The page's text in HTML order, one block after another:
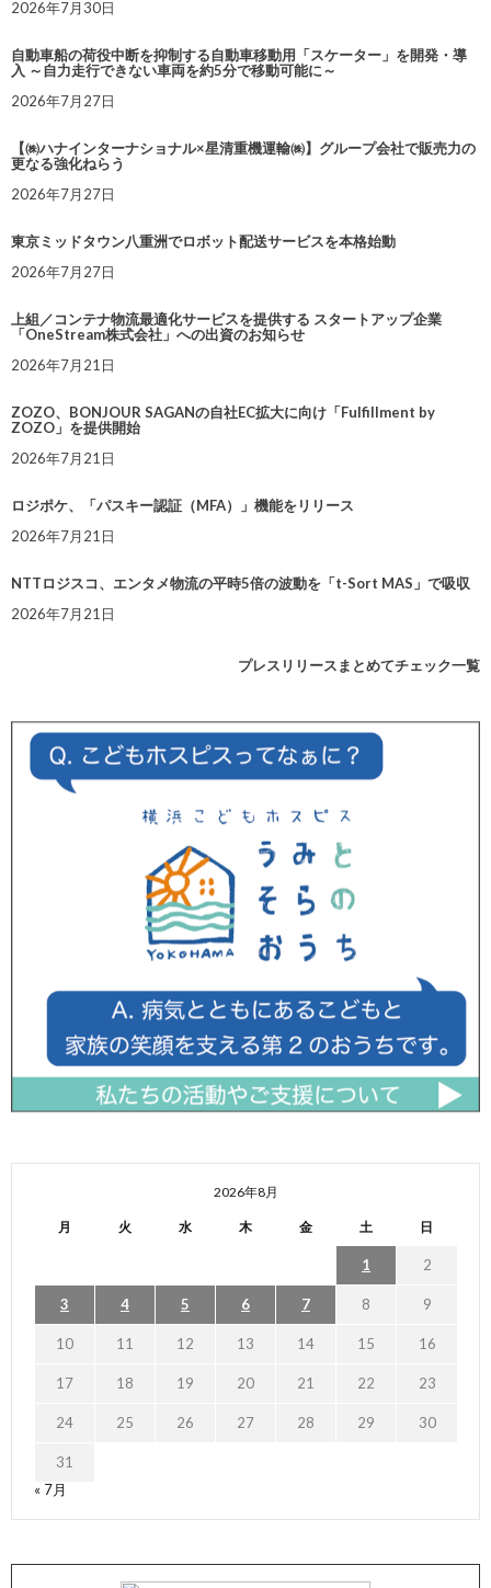
2026年7月30日
自動車船の荷役中断を抑制する自動車移動用「スケーター」を開発・導
入 ～自力走行できない車両を約5分で移動可能に～
2026年7月27日
【㈱ハナインターナショナル×星清重機運輸㈱】グループ会社で販売力の
更なる強化ねらう
2026年7月27日
東京ミッドタウン八重洲でロボット配送サービスを本格始動
2026年7月27日
上組／コンテナ物流最適化サービスを提供する スタートアップ企業
「OneStream株式会社」への出資のお知らせ
2026年7月21日
ZOZO、BONJOUR SAGANの自社EC拡大に向け「Fulfillment by
ZOZO」を提供開始
2026年7月21日
ロジポケ、「パスキー認証（MFA）」機能をリリース
2026年7月21日
NTTロジスコ、エンタメ物流の平時5倍の波動を「t-Sort MAS」で吸収
2026年7月21日
プレスリリースまとめてチェック一覧
2026年8月
月 火 水 木 金 土 日
1 2
3 4 5 6 7 8 9
10 11 12 13 14 15 16
17 18 19 20 21 22 23
24 25 26 27 28 29 30
31
« 7月